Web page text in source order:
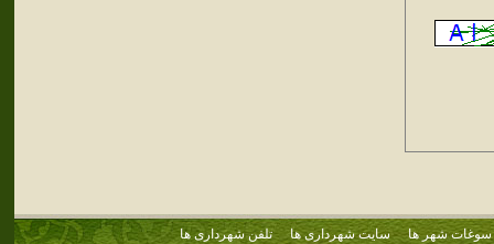
سوغات شهر ها سایت شهرداری ها تلفن شهرداری ها